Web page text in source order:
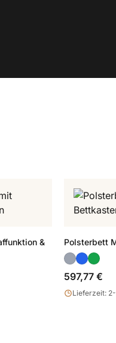
&
Polsterbett
597,77 €
Lieferzeit: